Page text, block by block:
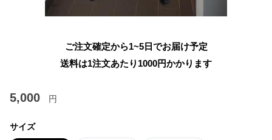
ご注文確定から1~5日でお届け予定
送料は1注文あたり 1000円かかります
5,000 円
サイズ